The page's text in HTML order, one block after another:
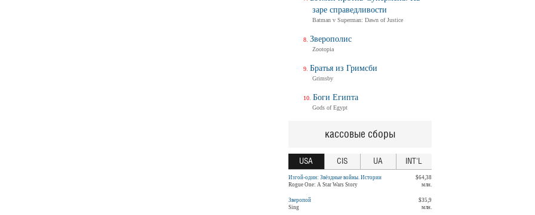
заре справедливости
Batman v Superman: Dawn of Justice
Зверополис
Zootopia
Братья из Гримсби
Grimsby
Боги Египта
Gods of Egypt
кассовые сборы
USA CIS UA INT'L
Изгой-один: Звёздные войны. Истории
Rogue One: A Star Wars Story
$64,38
млн.
Зверопой
Sing
$35,9
млн.